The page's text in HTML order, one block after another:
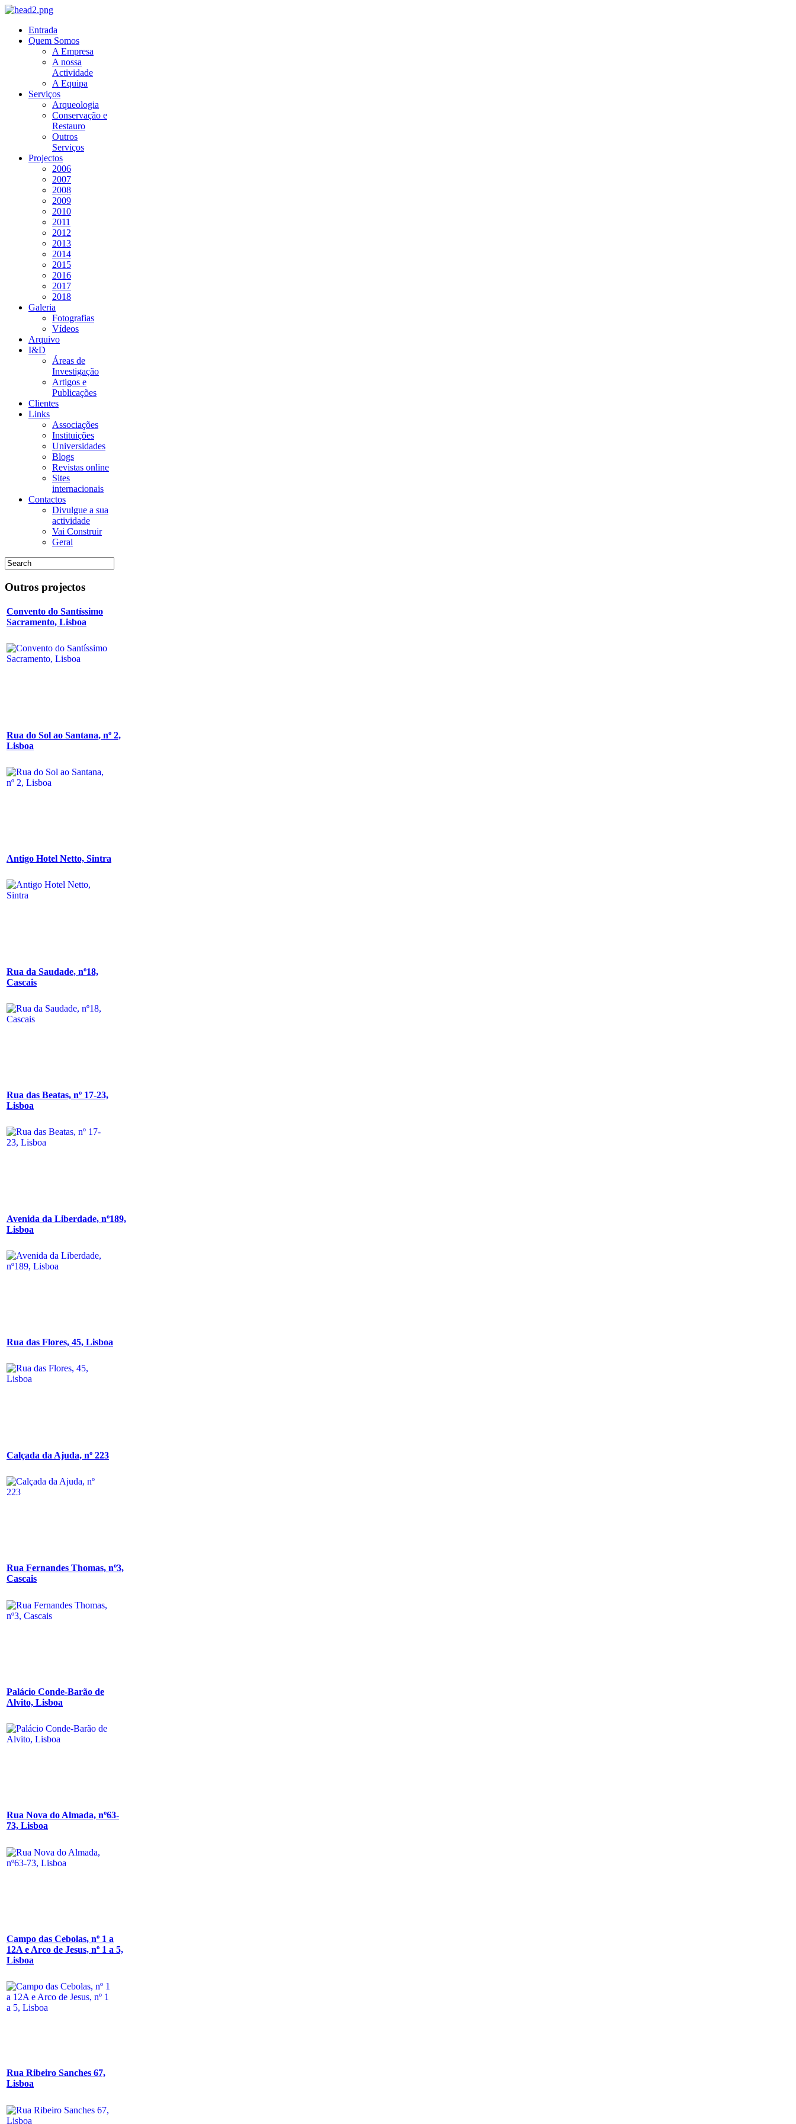
Entrada
Quem Somos
A Empresa
A nossa
Actividade
A Equipa
Serviços
Arqueologia
Conservação e
Restauro
Outros
Serviços
Projectos
2006
2007
2008
2009
2010
2011
2012
2013
2014
2015
2016
2017
2018
Galeria
Fotografias
Vídeos
Arquivo
I&D
Áreas de
Investigação
Artigos e
Publicações
Clientes
Links
Associações
Instituições
Universidades
Blogs
Revistas online
Sites
internacionais
Contactos
Divulgue a sua
actividade
Vai Construir
Geral
Outros projectos
Convento do Santíssimo
Sacramento, Lisboa
Rua do Sol ao Santana, nº 2,
Lisboa
Antigo Hotel Netto, Sintra
Rua da Saudade, nº18,
Cascais
Rua das Beatas, nº 17-23,
Lisboa
Avenida da Liberdade, nº189,
Lisboa
Rua das Flores, 45, Lisboa
Calçada da Ajuda, nº 223
Rua Fernandes Thomas, nº3,
Cascais
Palácio Conde-Barão de
Alvito, Lisboa
Rua Nova do Almada, nº63-
73, Lisboa
Campo das Cebolas, nº 1 a
12A e Arco de Jesus, nº 1 a 5,
Lisboa
Rua Ribeiro Sanches 67,
Lisboa